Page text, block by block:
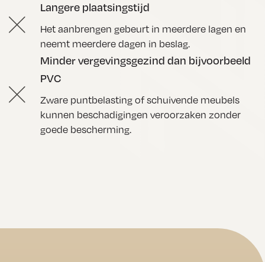
Langere plaatsingstijd
Het aanbrengen gebeurt in meerdere lagen en
neemt meerdere dagen in beslag.
Minder vergevingsgezind dan bijvoorbeeld
PVC
Zware puntbelasting of schuivende meubels
kunnen beschadigingen veroorzaken zonder
goede bescherming.